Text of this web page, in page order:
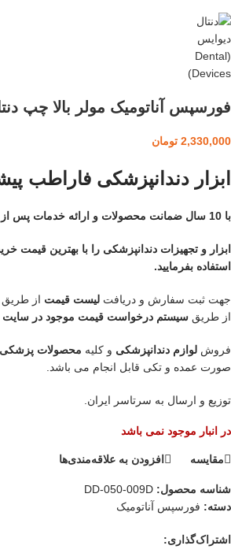
فورسپس آناتومیک مولر بالا چپ
2,330,000 تومان
ابزار دندانپزشکی فاراطب
با 10 سال ضمانت محصولات و ارائه خدمات پس از فروش.
ابزار و تجهیزات دندانپزشکی را با بهترین قیمت
استفاده بفرمایید.
جهت ثبت سفارش و دریافت لیست قیمت از
از طریق سیستم درخواست قیمت موجود در سایت
فروش لوازم دندانپزشکی و کلیه محصولات پزشکی
صورت عمده و تکی قابل انجام می باشد.
توزیع و ارسال به سرتاسر ایران.
در انبار موجود نمی باشد
مقایسه افزودن به علاقه‌مندی‌ها
شناسه محصول: DD-050-009D
دسته: فورسپس آناتومیک
اشتراک‌گذاری: